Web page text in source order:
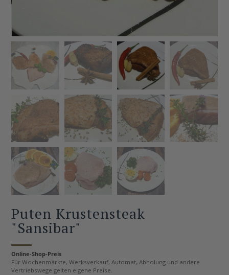
Puten Krustensteak
"Sansibar"
Online-Shop-Preis
Für Wochenmärkte, Werksverkauf, Automat, Abholung und andere
Vertriebswege gelten eigene Preise.